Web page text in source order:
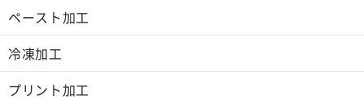
ペースト加工
冷凍加工
プリント加工